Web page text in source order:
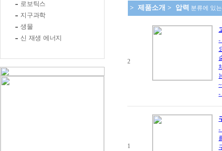
로보틱스
지구과학
생물
신 재생 에너지
> 제품소개 > 압력 분류에 있
2
-
-
1
-